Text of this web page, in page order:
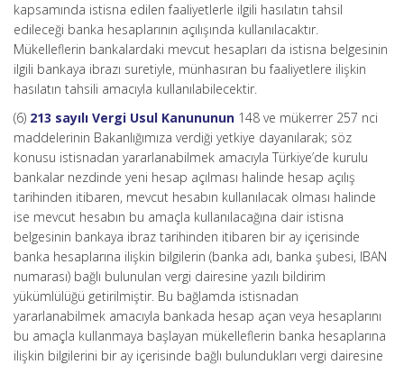
kapsamında istisna edilen faaliyetlerle ilgili hasılatın tahsil
edileceği banka hesaplarının açılışında kullanılacaktır.
Mükelleflerin bankalardaki mevcut hesapları da istisna belgesinin
ilgili bankaya ibrazı suretiyle, münhasıran bu faaliyetlere ilişkin
hasılatın tahsili amacıyla kullanılabilecektir.
(6) 213 sayılı Vergi Usul Kanununun 148 ve mükerrer 257 nci
maddelerinin Bakanlığımıza verdiği yetkiye dayanılarak; söz
konusu istisnadan yararlanabilmek amacıyla Türkiye’de kurulu
bankalar nezdinde yeni hesap açılması halinde hesap açılış
tarihinden itibaren, mevcut hesabın kullanılacak olması halinde
ise mevcut hesabın bu amaçla kullanılacağına dair istisna
belgesinin bankaya ibraz tarihinden itibaren bir ay içerisinde
banka hesaplarına ilişkin bilgilerin (banka adı, banka şubesi, IBAN
numarası) bağlı bulunulan vergi dairesine yazılı bildirim
yükümlülüğü getirilmiştir. Bu bağlamda istisnadan
yararlanabilmek amacıyla bankada hesap açan veya hesaplarını
bu amaçla kullanmaya başlayan mükelleflerin banka hesaplarına
ilişkin bilgilerini bir ay içerisinde bağlı bulundukları vergi dairesine